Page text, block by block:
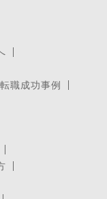
転職成功事例